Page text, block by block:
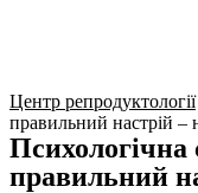
Центр репродуктології
правильний настрій –
правильний